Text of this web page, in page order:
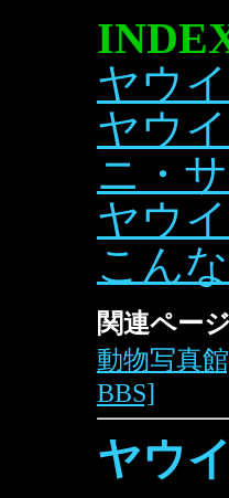
ヤウ
ヤウ
ニ・
ヤウ
こん
関連ページ
動物写真
BBS]
ヤウ